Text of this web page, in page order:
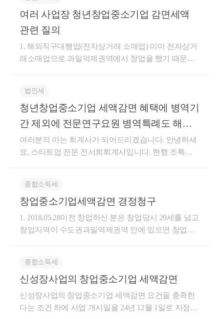
여러 사업장 청년창업중소기업 감면세액
관련 질의
1. 해외직구대행업(전자상거래 소매업) 이미 전자상거
래소매업으로 과밀억제권역에서 창업을 했기 때문에
면 적용은 불가능한 것입니다. 2. 1인 미디어콘텐츠 창
작자 현재 등록한 사업장에서 1인 미디어콘텐츠 창작
으로 발생한 매출이 없다면 5년간 100% 창업세액감면
인 미디어 콘텐츠 창작 사업을 하신다면 기존사업장의
부사업은 삭제를 하시는 것이 적절해보입니다. 가장
사업자등록증상의 소재지로 창업세액감면 적용을 하
준으로 창업세액감면을 적용받아야 합니다. 나중에 거
짓으로 창업세액감면을 적용할 경우 세금이 추징되며
가산세도 발생할 수 있습니다. 도움이 되셨길 바랍니
연락을 주셔도 됩니다.
법인세
청년창업중소기업 세액감면 혜택에 병역기
간 제외에 전문연구요원 병역특례도 해당
하는지?
여러분의 아는 회계사가 되어드리겠습니다. 안녕하세
요, 스타트업 전문 전서희회계사입니다. 현행 조특법
4세 이하를 계산하고 있습니다. 이에 병역의 의무는 병
역법 제 16조를 따르며, 제 16조에서는 다시 시행령 제
20조에서 전문연구요원 또는 산업기능요원으로의 편
입이 취소되어 입영할 사람을 따로 언급하고 있습니
되어 제외하여 청년의 나이를 계산하실 수 있는 것으
로 사료됩니다. 감사합니다. 아는회계사올림:)
종합소득세
창업중소기업세액감면 경정청구
1. 2018.05.28이전 창업하신 분은 창업당시 29세를 넘고
창업지역이 수도권과밀역제권역 안에 있으면 창업중
다. 2. 경기도 시흥시는 수도권과밀억제권역입니다. 그
런데 반월특수지역은 공단지역으로 수도권과밀억제
권역에서 제외됩니다. 주소가 반월특수지역 내에 있다
면 3년 75% 2년 50% 감면이 가능합니다. 3. 세액감면이
종합소득세
신성장사업의 창업중소기업 세액감면
신성장사업의 창업중소기업 세액감면 요건을 충족한
다는 조건 하에 사업 개시일을 24년 12월 1일로 지정하